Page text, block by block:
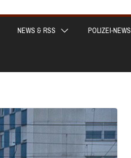
NEWS & RSS POLIZEI-NEWS